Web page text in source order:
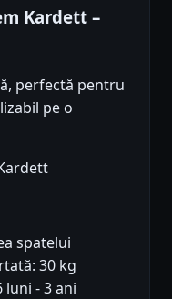
Kardett –
perfectă pentru
pe o
spatelui
30 kg
luni - 3 ani